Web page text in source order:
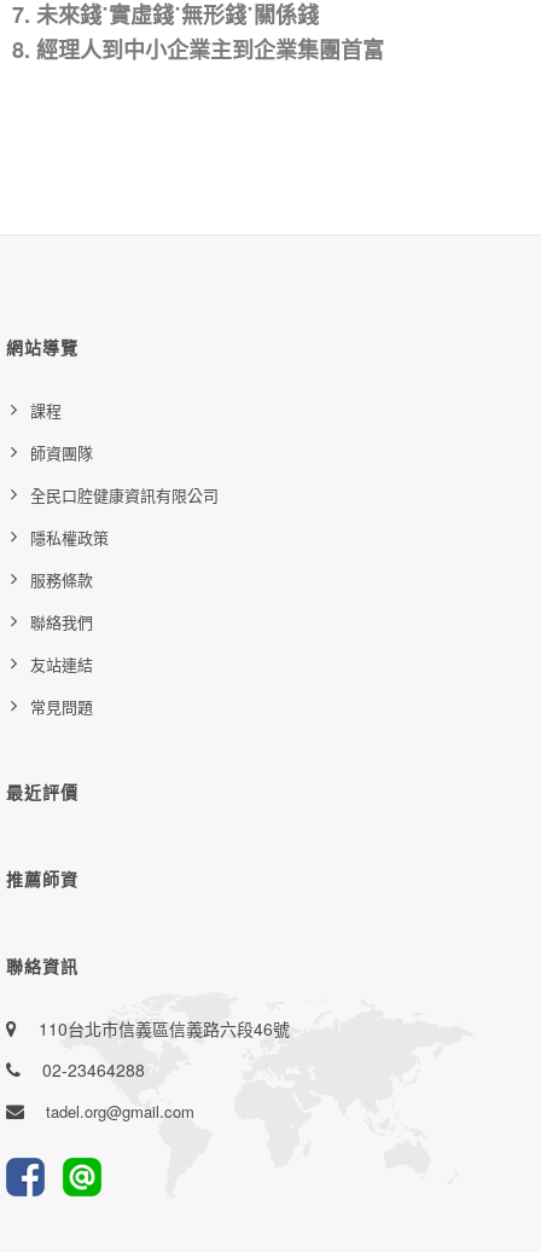
7. 未來錢˙實虛錢˙無形錢˙關係錢
8. 經理人到中小企業主到企業集團首富
網站導覽
課程
師資團隊
全民口腔健康資訊有限公司
隱私權政策
服務條款
聯絡我們
友站連結
常見問題
最近評價
推薦師資
聯絡資訊
110台北市信義區信義路六段46號
02-23464288
tadel.org@gmail.com